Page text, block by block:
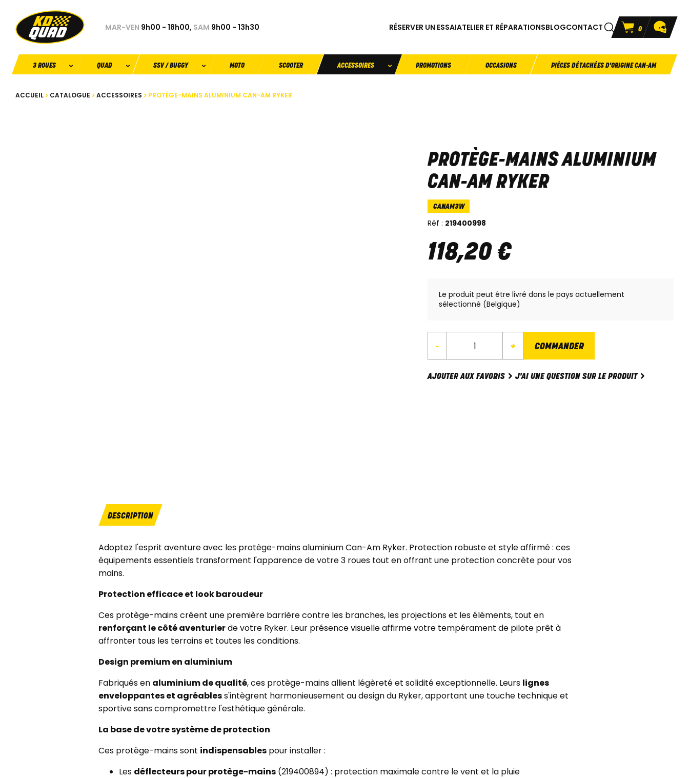
MAR-VEN 9h00 - 18h00, SAM 9h00 - 13h30 RÉSERVER UN ESSAIATELIER ET RÉPARATIONSBLOGCONTACT 0
3 ROUES QUAD SSV / BUGGY MOTO SCOOTER ACCESSOIRES PROMOTIONS OCCASIONS PIÈCES DÉTACHÉES D'ORIGINE CAN-AM
ACCUEIL CATALOGUE ACCESSOIRES PROTÈGE-MAINS ALUMINIUM CAN-AM RYKER
PROTÈGE-MAINS ALUMINIUM
CAN-AM RYKER
CANAM3W
Réf : 219400998
118,20€
Le produit peut être livré dans le pays actuellement
sélectionné (Belgique)
- + COMMANDER
AJOUTER AUX FAVORIS J'AI UNE QUESTION SUR LE PRODUIT
DESCRIPTION
Adoptez l'esprit aventure avec les protège-mains aluminium Can-Am Ryker. Protection robuste et style affirmé : ces
équipements essentiels transforment l'apparence de votre 3 roues tout en offrant une protection concrète pour vos
mains.
Protection efficace et look baroudeur
Ces protège-mains créent une première barrière contre les branches, les projections et les éléments, tout en
renforçant le côté aventurierde votre Ryker. Leur présence visuelle affirme votre tempérament de pilote prêt à
affronter tous les terrains et toutes les conditions.
Design premium en aluminium
Fabriqués en aluminium de qualité, ces protège-mains allient légèreté et solidité exceptionnelle. Leurs lignes
enveloppantes et agréabless'intègrent harmonieusement au design du Ryker, apportant une touche technique et
sportive sans compromettre l'esthétique générale.
La base de votre système de protection
Ces protège-mains sont indispensables pour installer :
Les déflecteurs pour protège-mains (219400894) : protection maximale contre le vent et la pluie